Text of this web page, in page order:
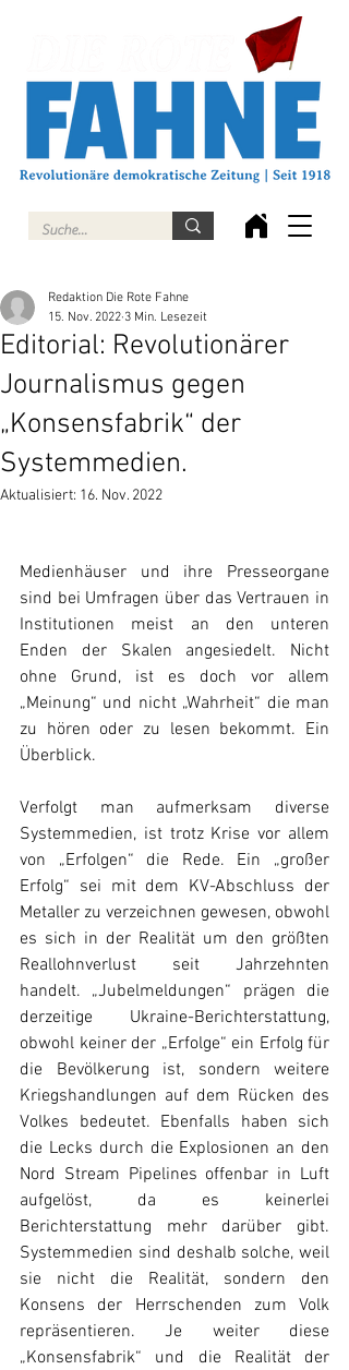
Editorial: Revolutionärer
Journalismus gegen
„Konsensfabrik“ der
Systemmedien.
Redaktion Die Rote Fahne
15. Nov. 2022 3 Min. Lesezeit
Aktualisiert: 16. Nov. 2022
Medienhäuser und ihre Presseorgane
sind bei Umfragen über das Vertrauen in
Institutionen meist an den unteren
Enden der Skalen angesiedelt. Nicht
ohne Grund, ist es doch vor allem
„Meinung“ und nicht „Wahrheit“ die man
zu hören oder zu lesen bekommt. Ein
Überblick.
Verfolgt man aufmerksam diverse
Systemmedien, ist trotz Krise vor allem
von „Erfolgen“ die Rede. Ein „großer
Erfolg“ sei mit dem KV-Abschluss der
Metaller zu verzeichnen gewesen, obwohl
es sich in der Realität um den größten
Reallohnverlust seit Jahrzehnten
handelt. „Jubelmeldungen“ prägen die
derzeitige Ukraine-Berichterstattung,
obwohl keiner der „Erfolge“ ein Erfolg für
die Bevölkerung ist, sondern weitere
Kriegshandlungen auf dem Rücken des
Volkes bedeutet. Ebenfalls haben sich
die Lecks durch die Explosionen an den
Nord Stream Pipelines offenbar in Luft
aufgelöst, da es keinerlei
Berichterstattung mehr darüber gibt.
Systemmedien sind deshalb solche, weil
sie nicht die Realität, sondern den
Konsens der Herrschenden zum Volk
repräsentieren. Je weiter diese
„Konsensfabrik“ und die Realität der